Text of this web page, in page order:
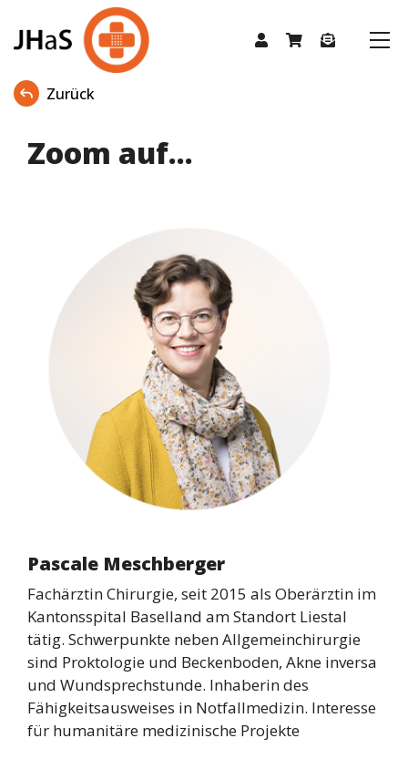
Zurück
Zoom auf...
Pascale Meschberger
Fachärztin Chirurgie, seit 2015 als Oberärztin im
Kantonsspital Baselland am Standort Liestal
tätig. Schwerpunkte neben Allgemeinchirurgie
sind Proktologie und Beckenboden, Akne inversa
und Wundsprechstunde. Inhaberin des
Fähigkeitsausweises in Notfallmedizin. Interesse
für humanitäre medizinische Projekte